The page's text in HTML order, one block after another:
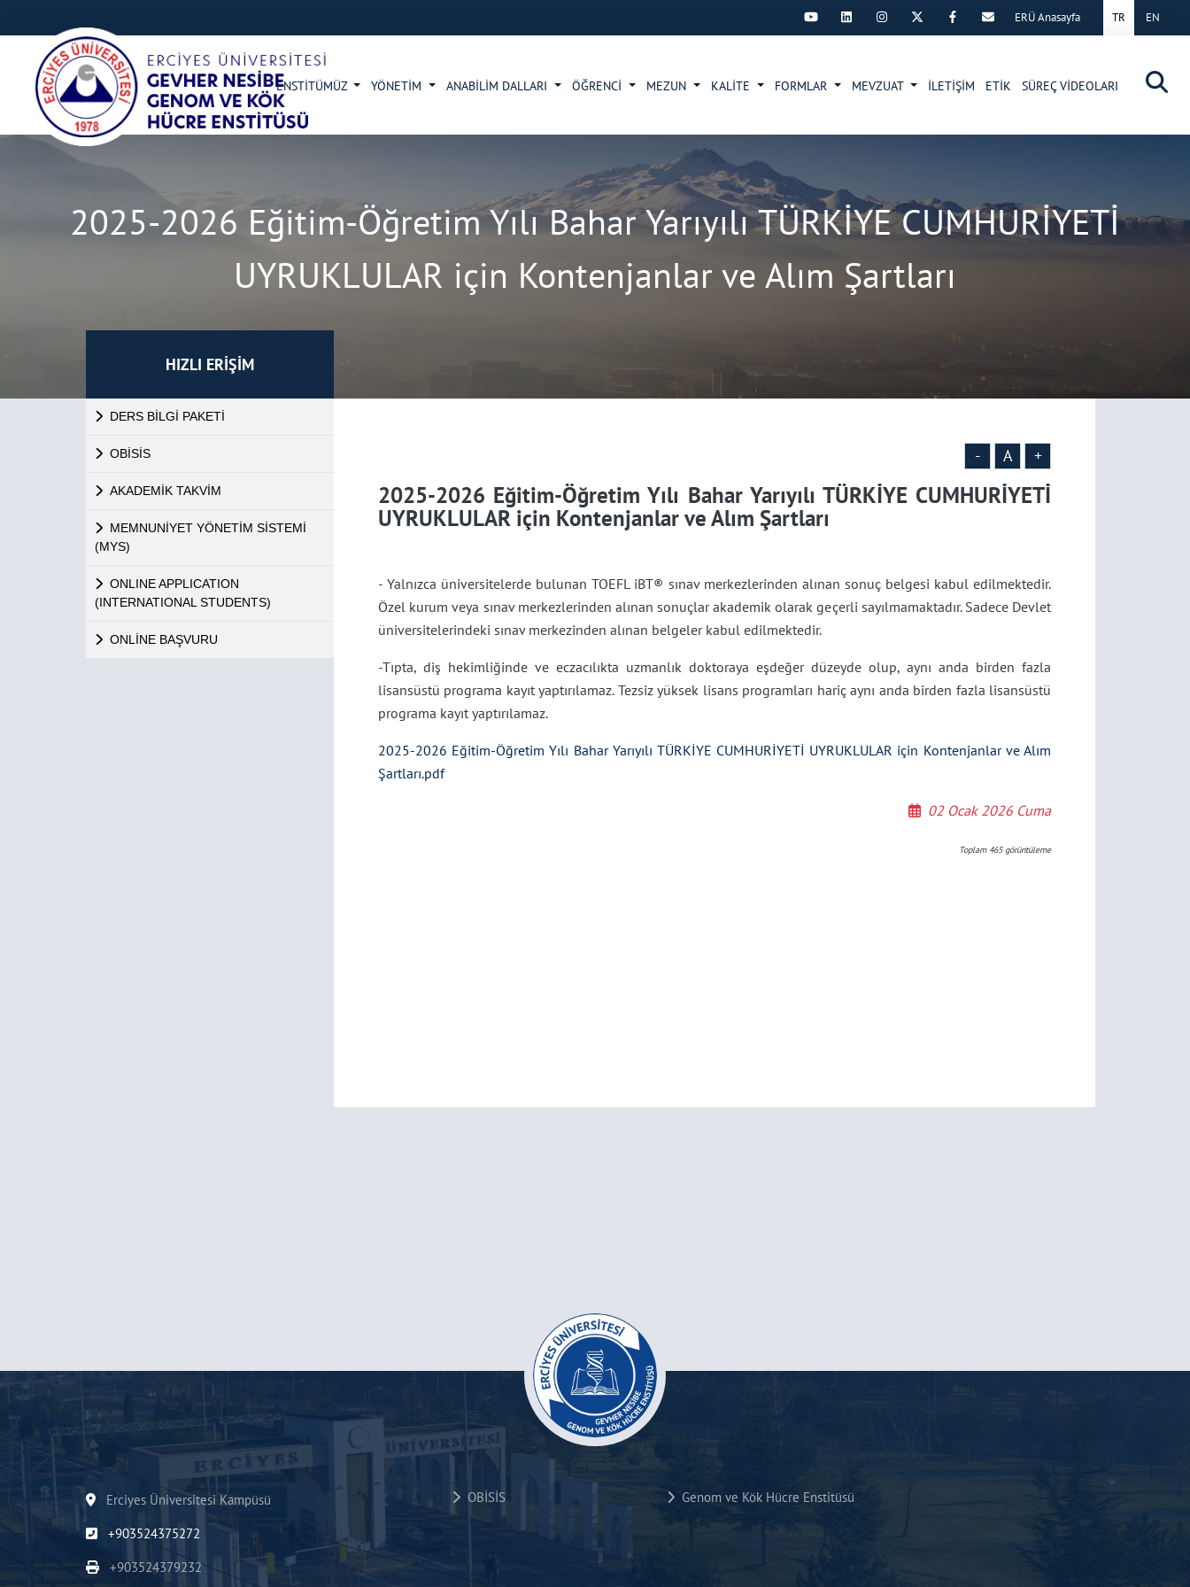
×
TR EN
ERÜ Anasayfa
ENSTİTÜMÜZ YÖNETİM ANABİLİM DALLARI ÖĞRENCİ MEZUN KALİTE FORMLAR MEVZUAT İLETİŞİM ETİK SÜREÇ VİDEOLARI
2025-2026 Eğitim-Öğretim Yılı Bahar Yarıyılı TÜRKİYE CUMHURİYETİ
UYRUKLULAR için Kontenjanlar ve Alım Şartları
HIZLI ERİŞİM
DERS BİLGİ PAKETİ
OBİSİS
AKADEMİK TAKVİM
MEMNUNİYET YÖNETİM SİSTEMİ
(MYS)
ONLINE APPLICATION
(INTERNATIONAL STUDENTS)
ONLİNE BAŞVURU
- A +
2025-2026 Eğitim-Öğretim Yılı Bahar Yarıyılı TÜRKİYE CUMHURİYETİ
UYRUKLULAR için Kontenjanlar ve Alım Şartları
- Yalnızca üniversitelerde bulunan TOEFL iBT® sınav merkezlerinden alınan sonuç belgesi kabul edilmektedir.
Özel kurum veya sınav merkezlerinden alınan sonuçlar akademik olarak geçerli sayılmamaktadır.Sadece Devlet
üniversitelerindeki sınav merkezinden alınan belgeler kabul edilmektedir.
-Tıpta, diş hekimliğinde ve eczacılıkta uzmanlık doktoraya eşdeğer düzeyde olup, aynı anda birden fazla
lisansüstü programa kayıt yaptırılamaz. Tezsiz yüksek lisans programları hariç aynı anda birden fazla lisansüstü
programa kayıt yaptırılamaz.
2025-2026 Eğitim-Öğretim Yılı Bahar Yarıyılı TÜRKİYE CUMHURİYETİ UYRUKLULAR için Kontenjanlar ve Alım
Şartları.pdf
02 Ocak 2026 Cuma
Toplam 465görüntüleme
Erciyes Üniversitesi Kampüsü
+903524375272
+903524379232
OBİSİS Genom ve Kök Hücre Enstitüsü